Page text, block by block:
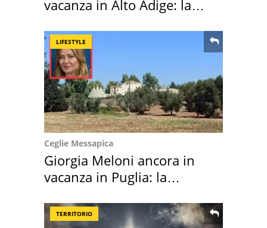
vacanza in Alto Adige: la
LIFESTYLE
Ceglie Messapica
Giorgia Meloni ancora in
vacanza in Puglia: la
TERRITORIO